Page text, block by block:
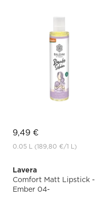
9,49 €
0.05 L (189,80 €/1 L)
Lavera
Comfort Matt Lipstick -
Ember 04-